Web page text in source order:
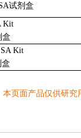
试剂盒
Kit
盒
Kit
盒
页面产品仅供研究